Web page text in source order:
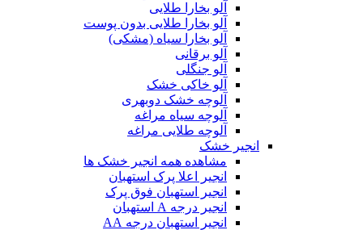
آلو بخارا طلایی
آلو بخارا طلایی بدون پوست
آلو بخارا سیاه (مشکی)
آلو برقانی
آلو جنگلی
آلو خاکی خشک
آلوچه خشک دوبهری
آلوچه سیاه مراغه
آلوچه طلایی مراغه
انجیر خشک
مشاهده همه انجیر خشک ها
انجیر اعلا پرک استهبان
انجیر استهبان فوق پرک
انجیر درجه A استهبان
انجیر استهبان درجه AA